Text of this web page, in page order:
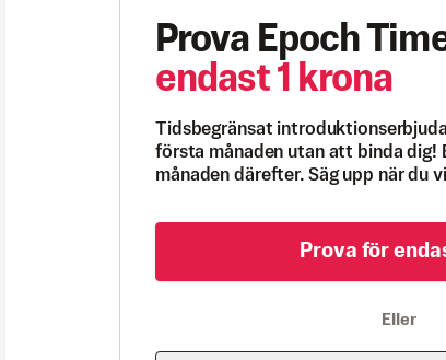
Prova Epoch
endast 1 krona
Tidsbegränsat
första månaden utan att binda dig!
månaden därefter. Säg upp när du
Prova för
Eller